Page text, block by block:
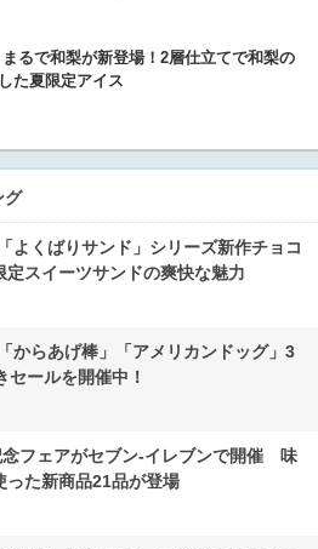
るで和梨が新登場！2層仕立てで和梨の
た夏限定アイス
グ
よくばりサンド」シリーズ新作チョコ
定スイーツサンドの爽快な魅力
からあげ棒」「アメリカンドッグ」3
セールを開催中！
フェアがセブン-イレブンで開催 味
った新商品21品が登場